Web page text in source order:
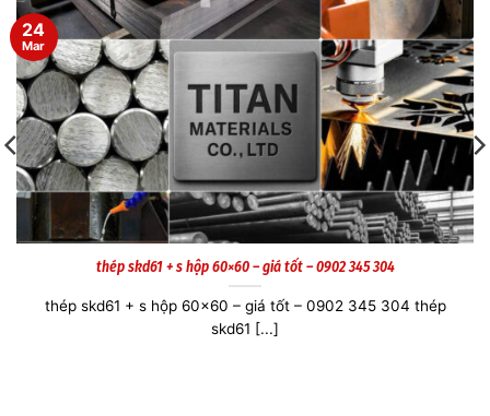
345 304 thép
INOX 420 TẤM DÀY 10MM – 0902
INOX 420 TẤM DÀY 10MM – 0902 345
07